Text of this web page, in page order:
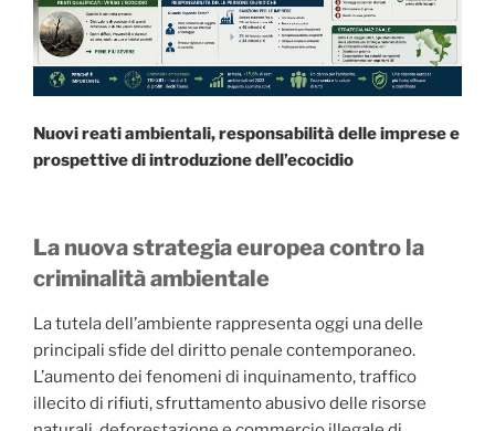
Nuovi reati ambientali, responsabilità delle imprese e
prospettive di introduzione dell’ecocidio
La nuova strategia europea contro la
criminalità ambientale
La tutela dell’ambiente rappresenta oggi una delle
principali sfide del diritto penale contemporaneo.
L’aumento dei fenomeni di inquinamento, traffico
illecito di rifiuti, sfruttamento abusivo delle risorse